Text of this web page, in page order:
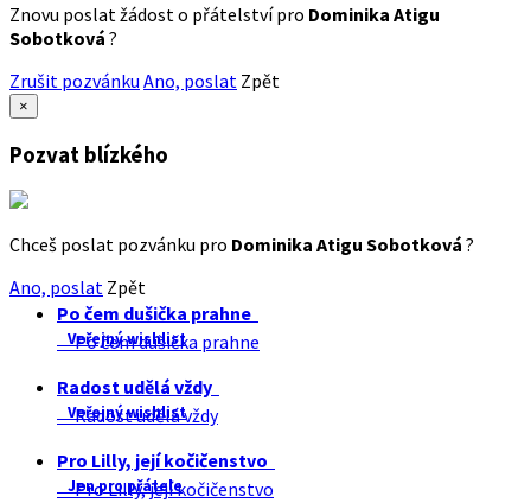
Znovu poslat žádost o přátelství pro Dominika Atigu
Sobotková ?
Zrušit pozvánku Ano, poslat Zpět
×
Pozvat blízkého
Chceš poslat pozvánku pro Dominika Atigu Sobotková ?
Ano, poslat Zpět
Po čem dušička prahne
Veřejný wishlist
Po čem dušička prahne
Radost udělá vždy
Veřejný wishlist
Radost udělá vždy
Pro Lilly, její kočičenstvo
Jen pro přátele
Pro Lilly, její kočičenstvo